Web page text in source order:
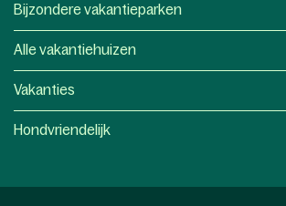
Bijzondere vakantieparken
Alle vakantiehuizen
Vakanties
Hondvriendelijk